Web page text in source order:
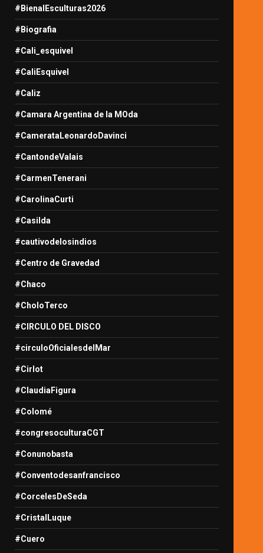
#BienalEsculturas2026
#Biografia
#Cali_esquivel
#CaliEsquivel
#Caliz
#Camara Argentina de la MOda
#CamerataLeonardoDavinci
#CantondeValais
#CarmenTenerani
#CarolinaCurti
#Casilda
#cautivodelosindios
#Centro de Gravedad
#Chaco
#CholoTerco
#CIRCULO DEL DISCO
#circuloOficialesdelMar
#Cirlot
#ClaudiaFigura
#Colomé
#congresoculturaCGT
#Conunobasta
#Conventodesanfrancisco
#CorcelesDeSeda
#CristalLuque
#Cuero